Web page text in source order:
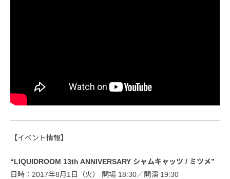
【イベント情報】
“LIQUIDROOM 13th ANNIVERSARY シャムキャッツ / ミツメ”
日時：2017年8月1日（火） 開場 18:30／開演 19:30